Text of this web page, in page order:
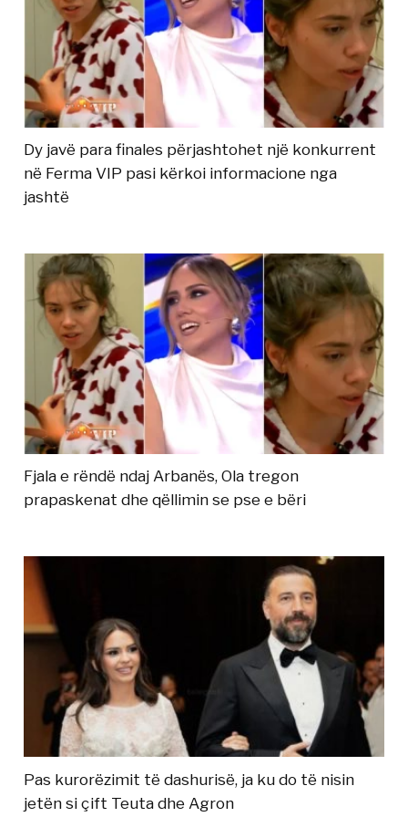
Dy javë para finales përjashtohet një konkurrent
në Ferma VIP pasi kërkoi informacione nga
jashtë
Fjala e rëndë ndaj Arbanës, Ola tregon
prapaskenat dhe qëllimin se pse e bëri
Pas kurorëzimit të dashurisë, ja ku do të nisin
jetën si çift Teuta dhe Agron